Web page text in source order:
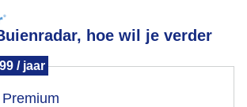
hoe wil je verder
/ jaar
je locatie gebruiken voor het